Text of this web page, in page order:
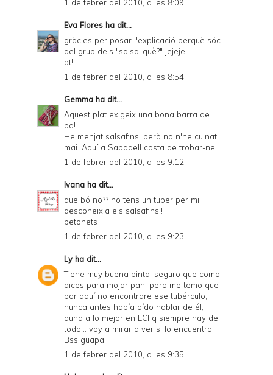
1 de febrer del 2010, a les 8:09
Eva Flores ha dit...
gràcies per posar l'explicació perquè sóc
del grup dels "salsa..què?" jejeje
pt!
1 de febrer del 2010, a les 8:54
Gemma ha dit...
Aquest plat exigeix una bona barra de
pa!
He menjat salsafins, però no n'he cuinat
mai. Aquí a Sabadell costa de trobar-ne...
1 de febrer del 2010, a les 9:12
Ivana ha dit...
que bó no?? no tens un tuper per mi!!!
desconeixia els salsafins!!
petonets
1 de febrer del 2010, a les 9:23
Lyha dit...
Tiene muy buena pinta, seguro que como
dices para mojar pan, pero me temo que
por aquí no encontrare ese tubérculo,
nunca antes había oído hablar de él,
aunq a lo mejor en ECI q siempre hay de
todo... voy a mirar a ver si lo encuentro.
Bss guapa
1 de febrer del 2010, a les 9:35